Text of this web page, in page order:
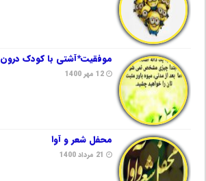
موفقیت*آشتی با کودک درون
12 مهر 1400
محفل شعر و آوا
21 مرداد 1400